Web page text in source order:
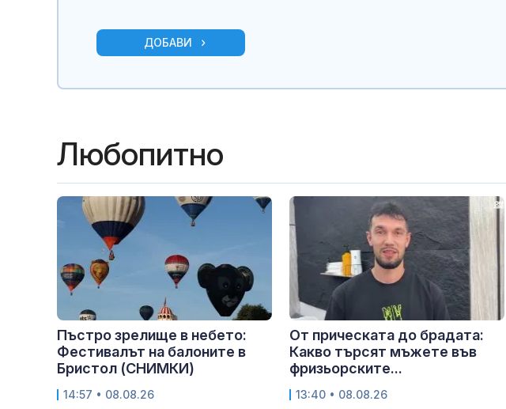
ДОБАВИ
Любопитно
Пъстро зрелище в небето:
Фестивалът на балоните в
Бристол (СНИМКИ)
14:57 • 08.08.26
От прическата до брадата:
Какво търсят мъжете във
фризьорските...
13:40 • 08.08.26